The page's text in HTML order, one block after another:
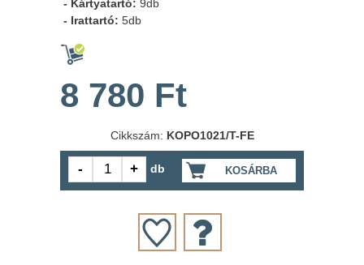
- Kártyatartó: 9db
- Irattartó: 5db
8 780 Ft
Cikkszám: KOPO1021/T-FE
KOSÁRBA
db